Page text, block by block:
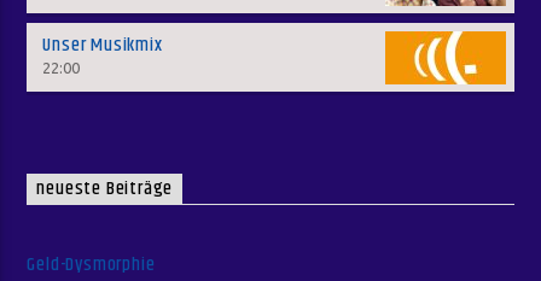
Unser Musikmix
22:00
neueste Beiträge
Geld-Dysmorphie